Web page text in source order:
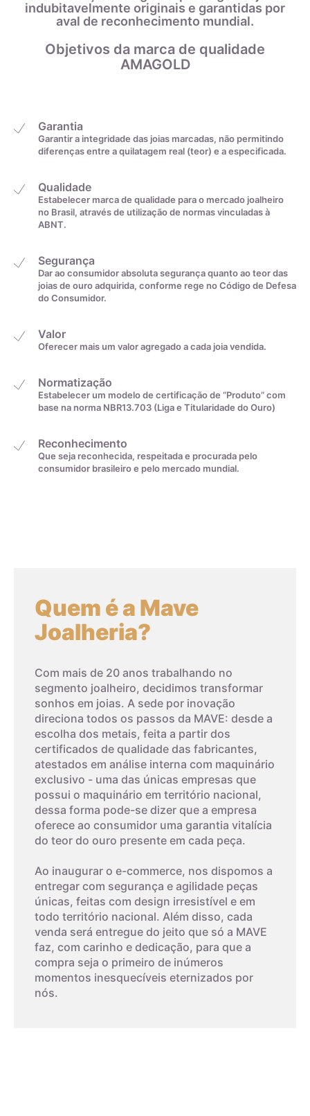
nas joias que produzimos. Comprar uma joia com a marca
AMAGOLD é investir em uma peça durável e de qualidade,
comprovada pelo selo de garantia e pelas análises feitas
regularmente em nossos produtos.
Ouro Branco
Ouro branco 18k/750 é uma liga composta por 75% de ouro
níquel. Ele foi desenvolvido como uma alternativa à platina
e é amplamente utilizado na joalheria devido à sua
durabilidade e cor esbranquiçada. O ouro puro é muito
perfume e suor, exigindo que o processo seja repetido
ciclicamente.
Banho de Ródio
Ródio é um metal precioso brilhante e prateado, pertencente
à família da Platina e encontrado principalmente na África do
indubitavelmente originais e garantidas por
aval de reconhecimento mundial.
Objetivos da marca de qualidade
AMAGOLD
Garantia
Garantir a integridade das joias marcadas, não permitindo
diferenças entre a quilatagem real (teor) e a especificada.
Qualidade
Estabelecer marca de qualidade para o mercado joalheiro
no Brasil, através de utilização de normas vinculadas à
ABNT.
Segurança
Dar ao consumidor absoluta segurança quanto ao teor das
joias de ouro adquirida, conforme rege no Código de Defesa
do Consumidor.
Valor
Oferecer mais um valor agregado a cada joia vendida.
Normatização
Estabelecer um modelo de certificação de “Produto” com
base na norma NBR13.703 (Liga e Titularidade do Ouro)
Reconhecimento
Que seja reconhecida, respeitada e procurada pelo
consumidor brasileiro e pelo mercado mundial.
Quem é a Mave
Joalheria?
Com mais de 20 anos trabalhando no
segmento joalheiro, decidimos transformar
sonhos em joias. A sede por inovação
direciona todos os passos da MAVE: desde a
escolha dos metais, feita a partir dos
certificados de qualidade das fabricantes,
atestados em análise interna com maquinário
exclusivo - uma das únicas empresas que
possui o maquinário em território nacional,
dessa forma pode-se dizer que a empresa
oferece ao consumidor uma garantia vitalícia
do teor do ouro presente em cada peça.
Ao inaugurar o e-commerce, nos dispomos a
entregar com segurança e agilidade peças
únicas, feitas com design irresistível e em
todo território nacional. Além disso, cada
venda será entregue do jeito que só a MAVE
faz, com carinho e dedicação, para que a
compra seja o primeiro de inúmeros
momentos inesquecíveis eternizados por
nós.